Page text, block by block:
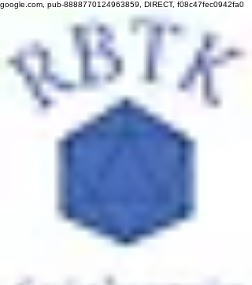
google.com, pub-8888770124963859, DIRECT, f08c47fec0942fa0